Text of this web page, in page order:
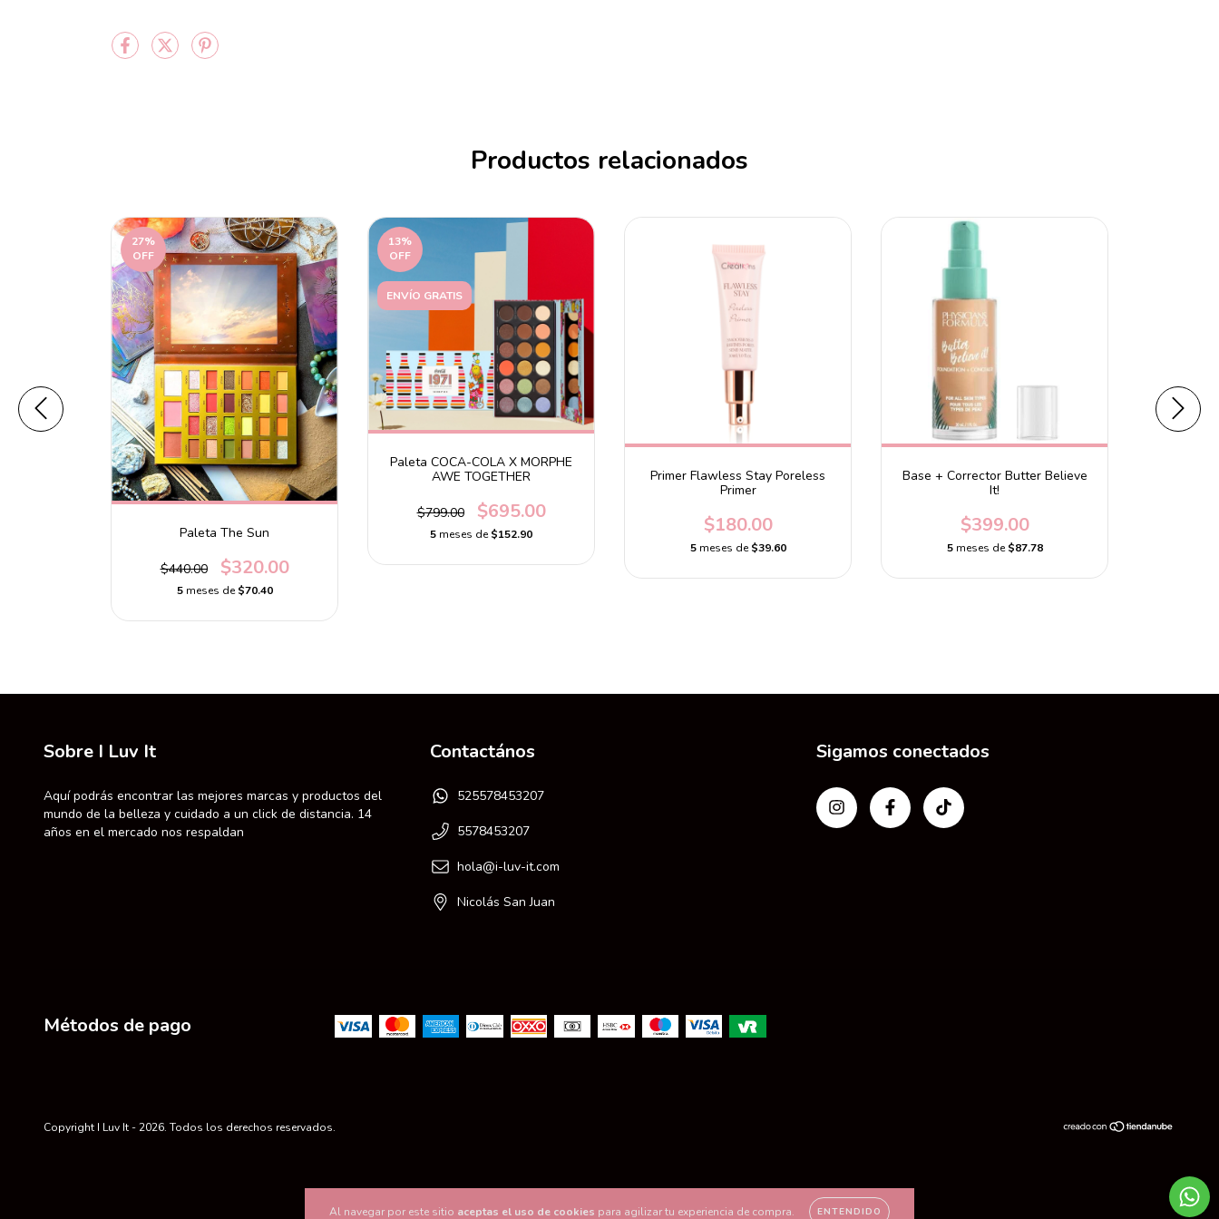
Al navegar por este sitio aceptas el uso de cookies para agilizar tu experiencia de compra. ENTENDIDO
Productos relacionados
27%
OFF
Paleta The Sun
$440.00 $320.00
5 meses de$70.40
13%
OFF
ENVÍO GRATIS
Paleta COCA-COLA X MORPHE
AWE TOGETHER
$799.00 $695.00
5 meses de$152.90
Primer Flawless Stay Poreless
Primer
$180.00
5 meses de$39.60
Base + Corrector Butter Believe
It!
$399.00
5 meses de$87.78
Sobre I Luv It
Aquí podrás encontrar las mejores marcas y productos del
mundo de la belleza y cuidado a un click de distancia. 14
años en el mercado nos respaldan
Contactános
525578453207
5578453207
hola@i-luv-it.com
Nicolás San Juan
Sigamos conectados
Métodos de pago
Copyright I Luv It - 2026. Todos los derechos reservados.